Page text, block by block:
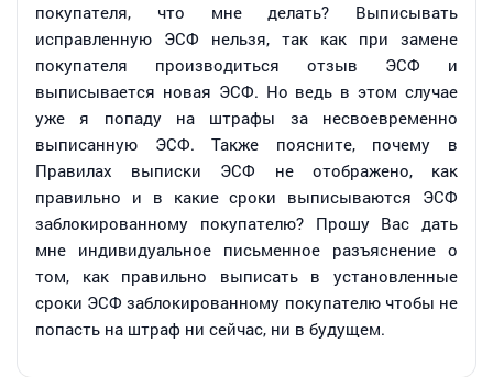
покупателя, что мне делать? Выписывать
исправленную ЭСФ нельзя, так как при замене
покупателя производиться отзыв ЭСФ и
выписывается новая ЭСФ. Но ведь в этом случае
уже я попаду на штрафы за несвоевременно
выписанную ЭСФ. Также поясните, почему в
Правилах выписки ЭСФ не отображено, как
правильно и в какие сроки выписываются ЭСФ
заблокированному покупателю? Прошу Вас дать
мне индивидуальное письменное разъяснение о
том, как правильно выписать в установленные
сроки ЭСФ заблокированному покупателю чтобы не
попасть на штраф ни сейчас, ни в будущем.